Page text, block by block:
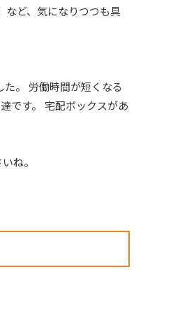
など、気になりつつも具
。 労働時間が短くなる
です。 宅配ボックスがあ
ね。